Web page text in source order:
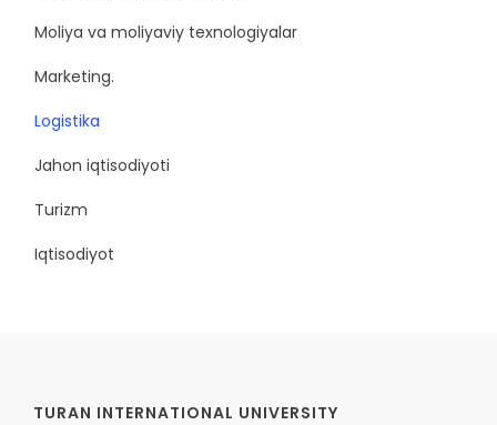
Moliya va moliyaviy texnologiyalar
Marketing.
Logistika
Jahon iqtisodiyoti
Turizm
Iqtisodiyot
TURAN INTERNATIONAL UNIVERSITY